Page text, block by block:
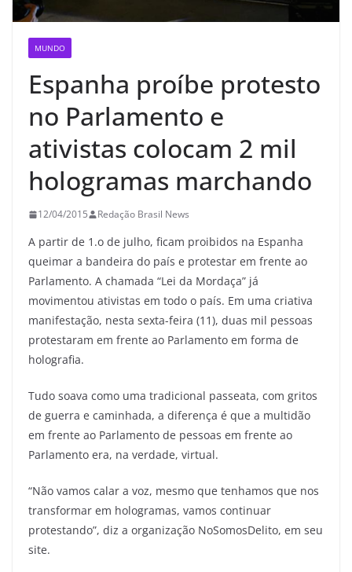
MUNDO
Espanha proíbe protesto
no Parlamento e
ativistas colocam 2 mil
hologramas marchando
12/04/2015 Redação Brasil News
A partir de 1.o de julho, ficam proibidos na Espanha
queimar a bandeira do país e protestar em frente ao
Parlamento. A chamada “Lei da Mordaça” já
movimentou ativistas em todo o país. Em uma criativa
manifestação, nesta sexta-feira (11), duas mil pessoas
protestaram em frente ao Parlamento em forma de
holografia.
Tudo soava como uma tradicional passeata, com gritos
de guerra e caminhada, a diferença é que a multidão
em frente ao Parlamento de pessoas em frente ao
Parlamento era, na verdade, virtual.
“Não vamos calar a voz, mesmo que tenhamos que nos
transformar em hologramas, vamos continuar
protestando”, diz a organização NoSomosDelito, em seu
site.